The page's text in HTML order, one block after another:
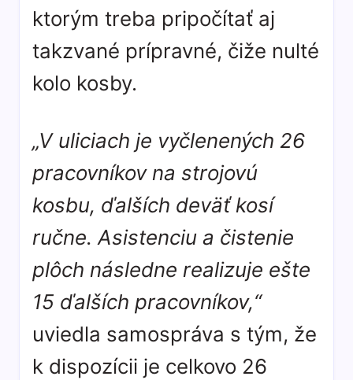
ktorým treba pripočítať aj
takzvané prípravné, čiže nulté
kolo kosby.
„V uliciach je vyčlenených 26
pracovníkov na strojovú
kosbu, ďalších deväť kosí
ručne. Asistenciu a čistenie
plôch následne realizuje ešte
15 ďalších pracovníkov,“
uviedla samospráva s tým, že
k dispozícii je celkovo 26